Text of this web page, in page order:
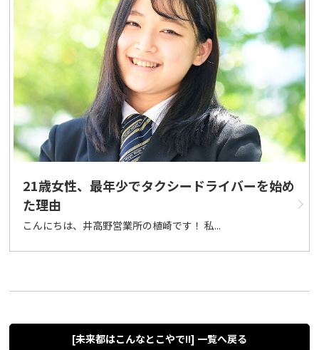
21歳女性、最年少でタクシードライバーを始め
た理由
こんにちは、井高野営業所の植崎です！ 私...
[未来都はこんなとこやで!!] 一覧へ戻る